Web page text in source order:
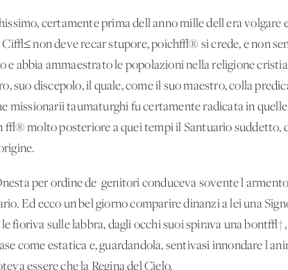
certamente prima dell'anno mille dell'era volgare
non deve recar stupore, poich√® si crede, e non
abbia ammaestrato le popolazioni nella religione
suo discepolo, il quale, come il suo maestro, colla
missionarii taumaturghi fu certamente radicata in
molto posteriore a quei tempi il Santuario suddetto,
per ordine de' genitori conduceva sovente
Ed ecco un bel giorno comparire dinanzi a lei una
fioriva sulle labbra, dagli occhi suoi spirava una
come estatica e, guardandola, sentivasi innondare
essere che la Regina del Cielo.